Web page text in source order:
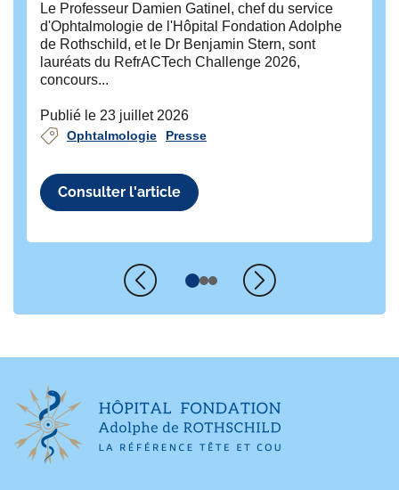
Le Professeur Damien Gatinel, chef du service
d'Ophtalmologie de l'Hôpital Fondation Adolphe
de Rothschild, et le Dr Benjamin Stern, sont
lauréats du RefrACTech Challenge 2026,
concours...
Publié le 23 juillet 2026
Ophtalmologie Presse
Consulter l'article
Suivant